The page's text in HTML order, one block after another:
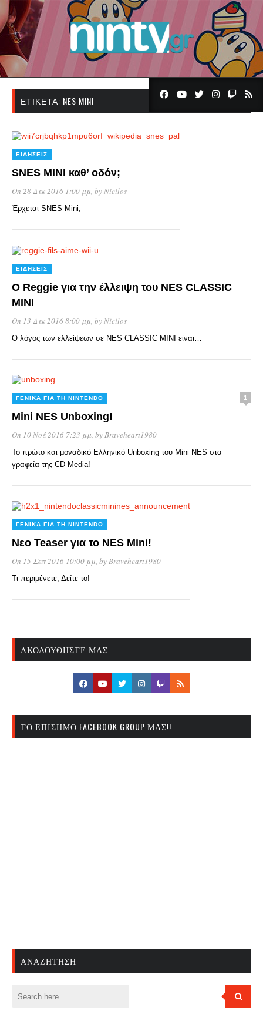
ΕΤΙΚΈΤΑ: NES MINI
ΕΙΔΉΣΕΙΣ
SNES MINI καθ’ οδόν;
On 28 Δεκ 2016 1:00 μμ, byNicilos
Έρχεται SNES Mini;
ΕΙΔΉΣΕΙΣ
Ο Reggie για την έλλειψη του NES CLASSIC
MINI
On 13 Δεκ 2016 8:00 μμ , by Nicilos
Ο λόγος των ελλείψεων σε NES CLASSIC MINI είναι…
ΓΕΝΙΚΆ ΓΙΑ ΤΗ NINTENDO 1
Mini NES Unboxing!
On 10 Νοέ 2016 7:23 μμ, byBraveheart1980
To πρώτο και μοναδικό Ελληνικό Unboxing του Mini NES στα
γραφεία της CD Media!
ΓΕΝΙΚΆ ΓΙΑ ΤΗ NINTENDO
Νεο Teaser για το NES Mini!
On 15 Σεπ 2016 10:00 μμ, byBraveheart1980
Τι περιμένετε; Δείτε το!
ΑΚΟΛΟΥΘΉΣΤΕ ΜΑΣ
ΤΟ ΕΠΊΣΗΜΟ FACEBOOK GROUP ΜΑΣ!!
ΑΝΑΖΉΤΗΣΗ